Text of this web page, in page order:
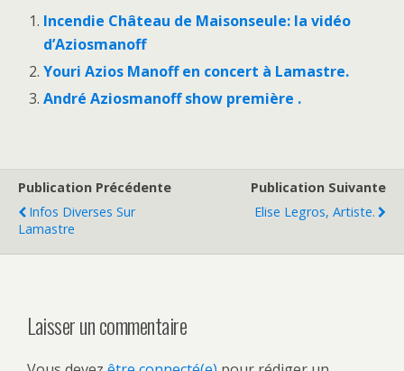
Incendie Château de Maisonseule: la vidéo
d’Aziosmanoff
Youri Azios Manoff en concert à Lamastre.
André Aziosmanoff show première .
Publication Précédente
Infos Diverses Sur
Lamastre
Publication Suivante
Elise Legros, Artiste.
Laisser un commentaire